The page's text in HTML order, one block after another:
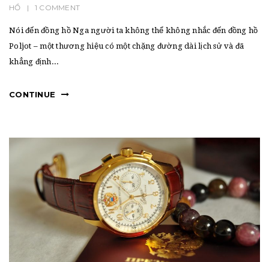
HỒ
| 1 COMMENT
Nói đến đồng hồ Nga người ta không thể không nhắc đến đồng hồ
Poljot – một thương hiệu có một chặng đường dài lịch sử và đã
khẳng định...
CONTINUE